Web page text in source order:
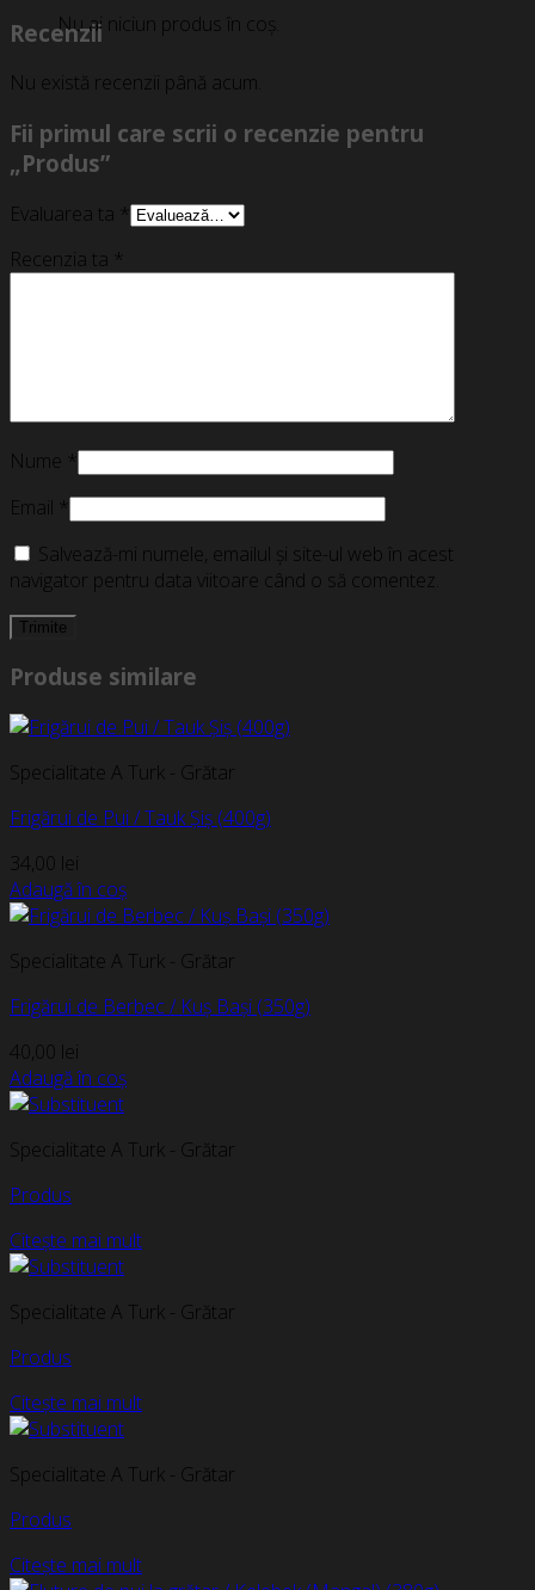
Nu ai niciun produs în coș.
Recenzii
Nu există recenzii până acum.
Fii primul care scrii o recenzie pentru
„Produs”
Evaluarea ta *
Recenzia ta *
Nume *
Email *
Salvează-mi numele, emailul și site-ul web în acest
navigator pentru data viitoare când o să comentez.
Produse similare
Specialitate A Turk - Grătar
Frigărui de Pui / Tauk Șiș (400g)
34,00 lei
Adaugă în coș
Specialitate A Turk - Grătar
Frigărui de Berbec / Kuș Bași (350g)
40,00 lei
Adaugă în coș
Specialitate A Turk - Grătar
Produs
Citește mai mult
Specialitate A Turk - Grătar
Produs
Citește mai mult
Specialitate A Turk - Grătar
Produs
Citește mai mult